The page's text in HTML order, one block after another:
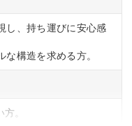
し、持ち運びに安心感
な構造を求める方。
。